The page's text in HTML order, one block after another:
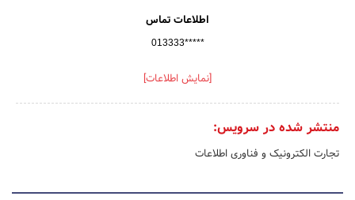
اطلاعات تماس
013333*****
[نمایش اطلاعات]
منتشر شده در سرویس:
تجارت الکترونیک و فناوری اطلاعات